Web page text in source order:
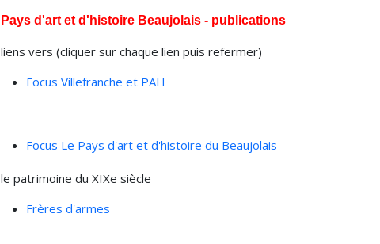
Pays d'art et d'histoire Beaujolais - publications
liens vers (cliquer sur chaque lien puis refermer)
Focus Villefranche et PAH
Focus Le Pays d'art et d'histoire du Beaujolais
le patrimoine du XIXe siècle
Frères d'armes